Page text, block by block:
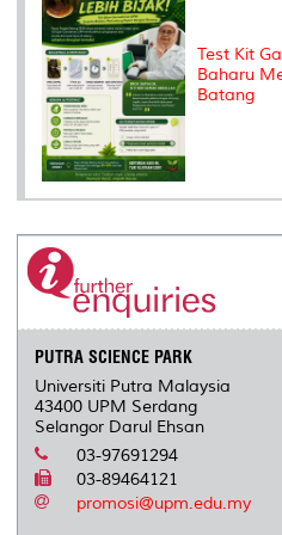
Test Kit
Baharu
Batang
PUTRA SCIENCE PARK
Universiti Putra Malaysia
43400 UPM Serdang
Selangor Darul Ehsan
03-97691294
03-89464121
promosi@upm.edu.my